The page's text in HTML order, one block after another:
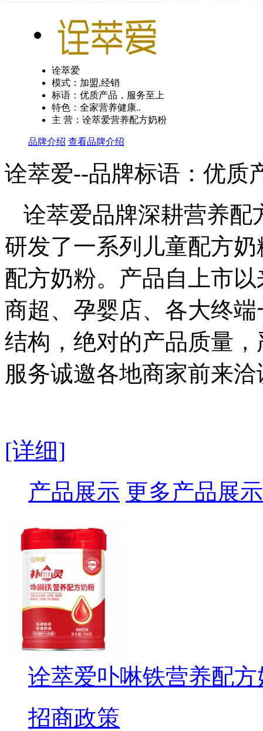
诠萃爱
模式：加盟,经销
标语：优质产品，服务至上
特色：全家营养健康..
主 营：诠萃爱营养配方奶粉
品牌介绍 查看品牌介绍
诠萃爱--品牌标语： 优质
诠萃爱品牌深耕营养配
研发了一系列儿童配方
配方奶粉。产品自上市
商超、孕婴店、各大终
结构，绝对的产品质量
服务诚邀各地商家前来
[详细]
产品展示 更多产品展示
诠萃爱卟啉铁营养配方
招商政策